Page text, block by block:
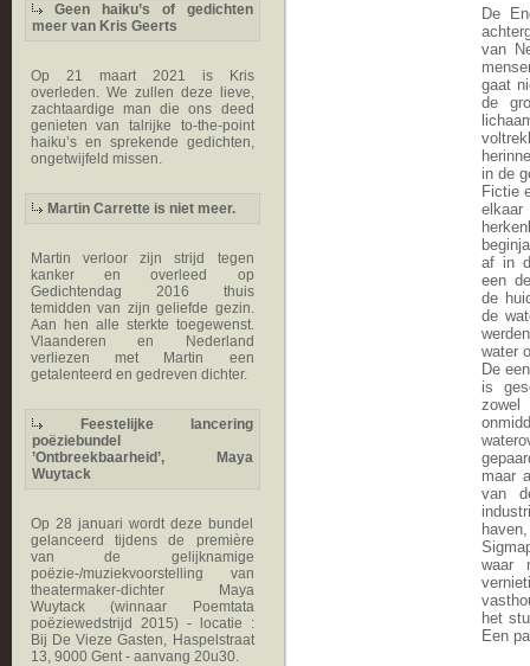
Geen haiku’s of gedichten
meer van Kris Geerts
Op 21 maart 2021 is Kris
overleden. We zullen deze lieve,
zachtaardige man die ons deed
genieten van talrijke to-the-point
haiku’s en sprekende gedichten,
ongetwijfeld missen.
Martin Carrette is niet meer.
Martin verloor zijn strijd tegen
kanker en overleed op
Gedichtendag 2016 thuis
temidden van zijn geliefde gezin.
Aan hen alle sterkte toegewenst.
Vlaanderen en Nederland
verliezen met Martin een
getalenteerd en gedreven dichter.
Feestelijke lancering
poëziebundel
’Ontbreekbaarheid’, Maya
Wuytack
Op 28 januari wordt deze bundel
gelanceerd tijdens de première
van de gelijknamige
poëzie-/muziekvoorstelling van
theatermaker-dichter Maya
Wuytack (winnaar Poemtata
poëziewedstrijd 2015) - locatie :
Bij De Vieze Gasten, Haspelstraat
13, 9000 Gent - aanvang 20u30.
De
van
gaat
de
in de
Fictie
af in
een
de
de
water
De
is
maar
van
waar
het
Een